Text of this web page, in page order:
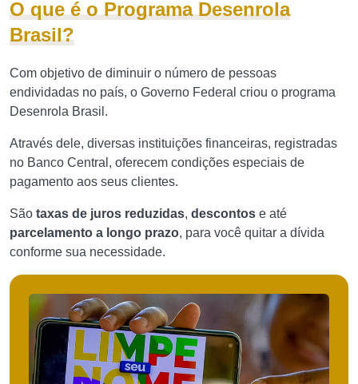
O que é o Programa Desenrola
Brasil?
Com objetivo de diminuir o número de pessoas
endividadas no país, o Governo Federal criou o programa
Desenrola Brasil.
Através dele, diversas instituições financeiras, registradas
no Banco Central, oferecem condições especiais de
pagamento aos seus clientes.
São taxas de juros reduzidas, descontos e até
parcelamento a longo prazo, para você quitar a dívida
conforme sua necessidade.